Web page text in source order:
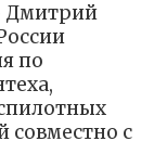
Дмитрий
по
совместно с